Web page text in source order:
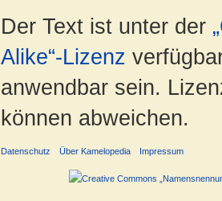
Der Text ist unter der
Alike“-Lizenz
anwendbar sein.
können abweichen.
Datenschutz Über Kamelopedia Impressum